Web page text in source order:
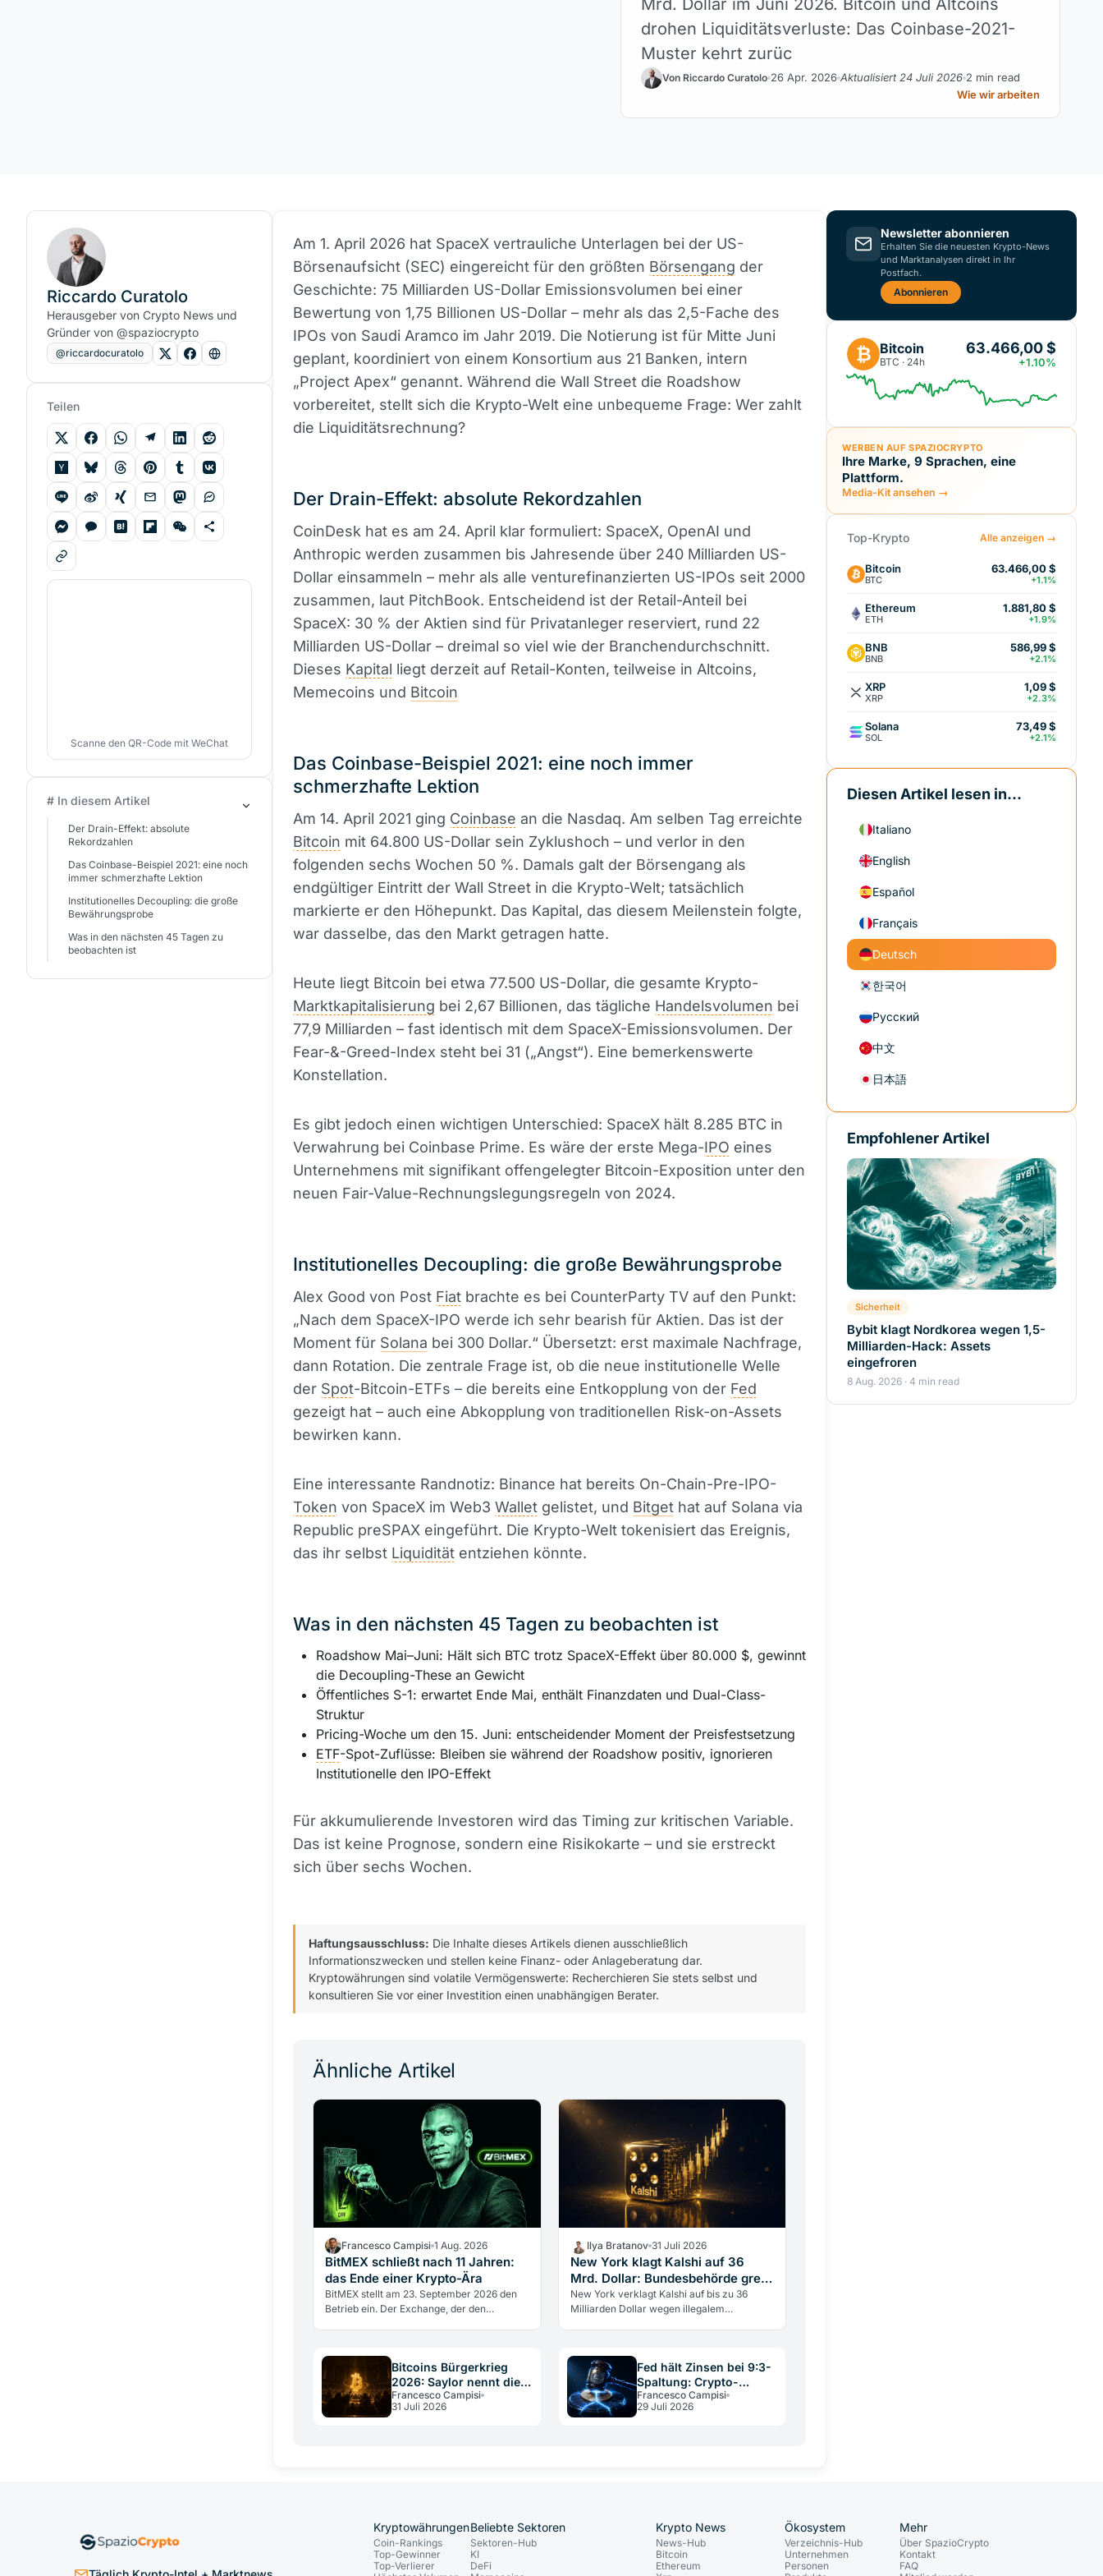
drohen Liquiditätsverluste: Das Coinbase-2021-
Muster kehrt zurüc
Von Riccardo Curatolo 26 Apr. 2026 Aktualisiert 24 Juli 2026 2 min read
Wie wir arbeiten
Am 1. April 2026 hat SpaceX vertrauliche Unterlagen bei der US-
Börsenaufsicht (SEC) eingereicht für den größten Börsengang der
Geschichte: 75 Milliarden US-Dollar Emissionsvolumen bei einer
Bewertung von 1,75 Billionen US-Dollar – mehr als das 2,5-Fache des
IPOs von Saudi Aramco im Jahr 2019. Die Notierung ist für Mitte Juni
geplant, koordiniert von einem Konsortium aus 21 Banken, intern
„Project Apex“ genannt. Während die Wall Street die Roadshow
vorbereitet, stellt sich die Krypto-Welt eine unbequeme Frage: Wer zahlt
die Liquiditätsrechnung?
Der Drain-Effekt: absolute Rekordzahlen
CoinDesk hat es am 24. April klar formuliert: SpaceX, OpenAI und
Anthropic werden zusammen bis Jahresende über 240 Milliarden US-
Dollar einsammeln – mehr als alle venturefinanzierten US-IPOs seit 2000
zusammen, laut PitchBook. Entscheidend ist der Retail-Anteil bei
SpaceX: 30 % der Aktien sind für Privatanleger reserviert, rund 22
Milliarden US-Dollar – dreimal so viel wie der Branchendurchschnitt.
Dieses Kapital liegt derzeit auf Retail-Konten, teilweise in Altcoins,
Memecoins und Bitcoin
Das Coinbase-Beispiel 2021: eine noch immer
schmerzhafte Lektion
Am 14. April 2021 ging Coinbase an die Nasdaq. Am selben Tag erreichte
Bitcoin mit 64.800 US-Dollar sein Zyklushoch – und verlor in den
folgenden sechs Wochen 50 %. Damals galt der Börsengang als
endgültiger Eintritt der Wall Street in die Krypto-Welt; tatsächlich
markierte er den Höhepunkt. Das Kapital, das diesem Meilenstein folgte,
war dasselbe, das den Markt getragen hatte.
Heute liegt Bitcoin bei etwa 77.500 US-Dollar, die gesamte Krypto-
Marktkapitalisierung bei 2,67 Billionen, das tägliche Handelsvolumen bei
77,9 Milliarden – fast identisch mit dem SpaceX-Emissionsvolumen. Der
Fear-&-Greed-Index steht bei 31 („Angst“). Eine bemerkenswerte
Konstellation.
Es gibt jedoch einen wichtigen Unterschied: SpaceX hält 8.285 BTC in
Verwahrung bei Coinbase Prime. Es wäre der erste Mega-IPO eines
Unternehmens mit signifikant offengelegter Bitcoin-Exposition unter den
neuen Fair-Value-Rechnungslegungsregeln von 2024.
Institutionelles Decoupling: die große Bewährungsprobe
Alex Good von Post Fiat brachte es bei CounterParty TV auf den Punkt:
„Nach dem SpaceX-IPO werde ich sehr bearish für Aktien. Das ist der
Moment für Solana bei 300 Dollar.“ Übersetzt: erst maximale Nachfrage,
dann Rotation. Die zentrale Frage ist, ob die neue institutionelle Welle
der Spot-Bitcoin-ETFs – die bereits eine Entkopplung von der Fed
gezeigt hat – auch eine Abkopplung von traditionellen Risk-on-Assets
bewirken kann.
Eine interessante Randnotiz: Binance hat bereits On-Chain-Pre-IPO-
Token von SpaceX im Web3 Wallet gelistet, und Bitget hat auf Solana via
Republic preSPAX eingeführt. Die Krypto-Welt tokenisiert das Ereignis,
das ihr selbst Liquidität entziehen könnte.
Was in den nächsten 45 Tagen zu beobachten ist
Roadshow Mai–Juni: Hält sich BTC trotz SpaceX-Effekt über 80.000 $, gewinnt
die Decoupling-These an Gewicht
Öffentliches S-1: erwartet Ende Mai, enthält Finanzdaten und Dual-Class-
Struktur
Pricing-Woche um den 15. Juni: entscheidender Moment der Preisfestsetzung
ETF-Spot-Zuflüsse: Bleiben sie während der Roadshow positiv, ignorieren
Institutionelle den IPO-Effekt
Für akkumulierende Investoren wird das Timing zur kritischen Variable.
Das ist keine Prognose, sondern eine Risikokarte – und sie erstreckt
sich über sechs Wochen.
Haftungsausschluss: Die Inhalte dieses Artikels dienen ausschließlich
Informationszwecken und stellen keine Finanz- oder Anlageberatung dar.
Kryptowährungen sind volatile Vermögenswerte: Recherchieren Sie stets selbst und
konsultieren Sie vor einer Investition einen unabhängigen Berater.
Ähnliche Artikel
Francesco Campisi 1 Aug. 2026
BitMEX schließt nach 11 Jahren:
das Ende einer Krypto-Ära
BitMEX stellt am 23. September 2026 den
Betrieb ein. Der Exchange, der den
Ilya Bratanov 31 Juli 2026
New York klagt Kalshi auf 36
Mrd. Dollar: Bundesbehörde greift
ein
New York verklagt Kalshi auf bis zu 36
Milliarden Dollar wegen illegalem
Bitcoins Bürgerkrieg
2026: Saylor nennt die
Regeln eine Verfassung
Francesco Campisi
31 Juli 2026
Fed hält Zinsen bei 9:3-
Spaltung: Crypto-
Erholung auf wackligem
Grund
Francesco Campisi
29 Juli 2026
Riccardo Curatolo
Herausgeber von Crypto News und
Gründer von @spaziocrypto
@riccardocuratolo
Teilen
Scanne den QR-Code mit WeChat
# In diesem Artikel
Der Drain-Effekt: absolute
Rekordzahlen
Das Coinbase-Beispiel 2021: eine noch
immer schmerzhafte Lektion
Institutionelles Decoupling: die große
Bewährungsprobe
Was in den nächsten 45 Tagen zu
beobachten ist
Newsletter abonnieren
Erhalten Sie die neuesten Krypto-News
und Marktanalysen direkt in Ihr
Postfach.
Abonnieren
₿ Bitcoin
BTC · 24h
63.466,00 $
+1.10%
WERBEN AUF SPAZIOCRYPTO
Ihre Marke, 9 Sprachen, eine
Plattform.
Media-Kit ansehen →
Top-Krypto Alle anzeigen →
Bitcoin
BTC
63.466,00 $
+1.1%
Ethereum
ETH
1.881,80 $
+1.9%
BNB
BNB
586,99 $
+2.1%
XRP
XRP
1,09 $
+2.3%
Solana
SOL
73,49 $
+2.1%
Diesen Artikel lesen in...
Italiano
English
Español
Français
Deutsch
한국어
Русский
中文
日本語
Empfohlener Artikel
Sicherheit
Bybit klagt Nordkorea wegen 1,5-
Milliarden-Hack: Assets
eingefroren
8 Aug. 2026 · 4 min read
Kryptowährungen
Coin-Rankings
Top-Gewinner
Top-Verlierer
Beliebte Sektoren
Sektoren-Hub
KI
DeFi
Krypto News
News-Hub
Bitcoin
Ethereum
Ökosystem
Verzeichnis-Hub
Unternehmen
Personen
Mehr
Über SpazioCrypto
Kontakt
FAQ